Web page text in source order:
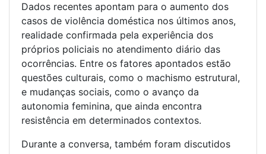
Dados recentes apontam para o aumento dos
casos de violência doméstica nos últimos anos,
realidade confirmada pela experiência dos
próprios policiais no atendimento diário das
ocorrências. Entre os fatores apontados estão
questões culturais, como o machismo estrutural,
e mudanças sociais, como o avanço da
autonomia feminina, que ainda encontra
resistência em determinados contextos.
Durante a conversa, também foram discutidos